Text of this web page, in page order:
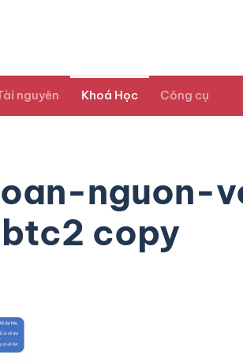
nguyên Khoá Học Công cụ
nguon-
copy